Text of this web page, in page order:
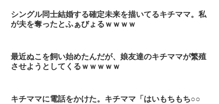
シングル同士結婚する確定未来を描いてるキチママ。私
が夫を奪ったとふぁびょるｗｗｗｗ
最近ぬこを飼い始めたんだが、娘友達のキチママが繁殖
させようとしてくるｗｗｗｗｗ
キチママに電話をかけた。キチママ「はいもちもち○○